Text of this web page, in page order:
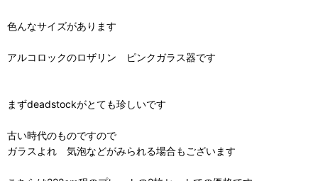
色んなサイズがあります
アルコロックのロザリン ピンクガラス器です
まずdeadstockがとても珍しいです
古い時代のものですので
ガラスよれ 気泡などがみられる場合もございます